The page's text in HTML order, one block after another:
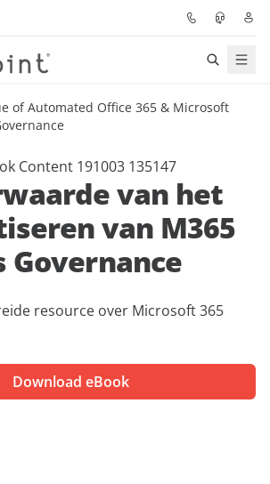
met een
Vraag een demo
of Automated Office 365 & Microsoft
van het
van M365
Governance
resource over Microsoft 365
Download eBook